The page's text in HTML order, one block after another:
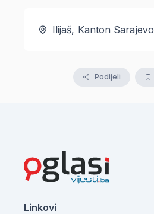
Ilijaš, Kanton Sarajevo
Podijeli
Linkovi